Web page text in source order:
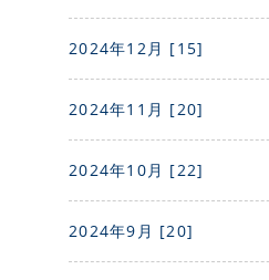
2024年12月 [15]
2024年11月 [20]
2024年10月 [22]
2024年9月 [20]